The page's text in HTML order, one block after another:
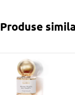
Produse